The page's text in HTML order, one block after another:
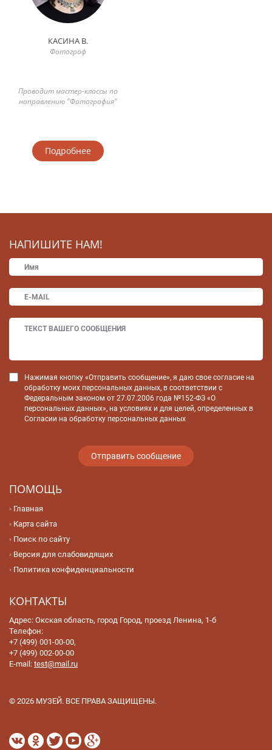
КАСИНА В.
Фотограф
Проводит мастер-классы по
направлению "Фотография"
Подробнее
НАПИШИТЕ НАМ!
Нажимая кнопку «Отправить сообщение», я даю свое согласие на
обработку моих персональных данных, в соответствии с
Федеральным законом от 27.07.2006 года №152-ФЗ «О
персональных данных», на условиях и для целей, определенных в
Согласии на обработку персональных данных
ПОМОЩЬ
Главная
Карта сайта
Поиск по сайту
Версия для слабовидящих
Политика конфиденциальности
КОНТАКТЫ
Адрес: Окская область, город Город, проезд Ленина, 1-б
Телефон:
+7 (499) 001-00-00,
+7 (499) 002-00-00
E-mail: test@mail.ru
© 2026 МУЗЕЙ. ВСЕ ПРАВА ЗАЩИЩЕНЫ.